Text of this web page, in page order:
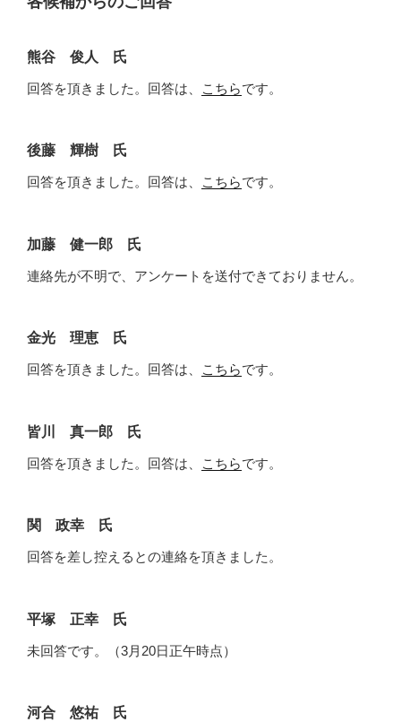
熊谷 俊人 氏
回答を頂きました。回答は、 こちらです。
後藤 輝樹 氏
回答を頂きました。回答は、 こちらです。
加藤 健一郎 氏
連絡先が不明で、アンケートを送付できておりません。
金光 理恵 氏
回答を頂きました。回答は、 こちらです。
皆川 真一郎 氏
回答を頂きました。回答は、 こちらです。
関 政幸 氏
回答を差し控えるとの連絡を頂きました。
平塚 正幸 氏
未回答です。（3月20日正午時点）
河合 悠祐 氏